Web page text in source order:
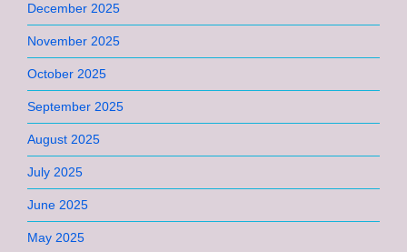
December 2025
November 2025
October 2025
September 2025
August 2025
July 2025
June 2025
May 2025